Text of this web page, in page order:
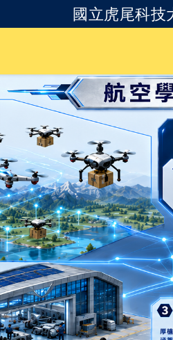
國立虎尾科技